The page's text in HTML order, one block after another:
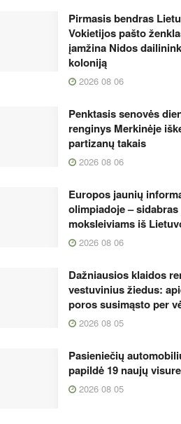
Pirmasis bendras
Vokietijos pašto
įamžina Nidos
koloniją
2026 08 06
Penktasis senovės
renginys Merkinėje
partizanų takais
2026 08 06
Europos jaunių
olimpiadoje –
moksleiviams iš
2026 08 06
Dažniausios klaidos
vestuvinius žiedus:
poros susimąsto per
2026 08 05
Pasieniečių
papildė 19 naujų
2026 08 05